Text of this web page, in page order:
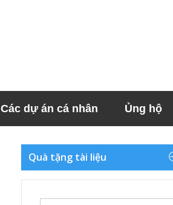
Các dự án cá nhân Ủng hộ
Quà tặng tài liệu